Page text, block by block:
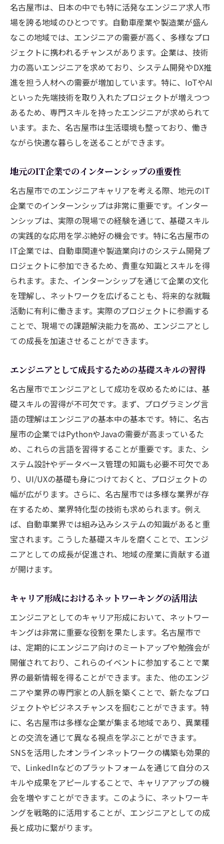
エンジニアが名古屋で直面するキャリアの選択
肢とその影響
スタートアップ企業でのチャレンジと成長
大手企業におけるキャリアの安定性とスキ
ルアップ
フリーランスとしての働き方とリスク管理
キャリアチェンジ時の考慮すべきポイント
名古屋市でのリモートワーク環境の現状
海外企業との連携によるスキル向上の機会
ルセット
名古屋の企業が求める最新技術とその習得
方法
プロジェクトマネージャーとしての役割と
期待
データサイエンティストの需要と必要スキ
ル
ソフトウェアエンジニアのキャリアプラン
とその展望
クラウドエンジニアに求められる専門知識
セキュリティエンジニアとしての課題と対
キャリアパスの転換点：エンジニアが名古屋で
学ぶべきこと
効果的な自己学習の方法とツール紹介
異業種からのスキル転用とその成功例
エンジニアとしてのリーダーシップの育成
業界認定資格の取得とそのメリット
継続的なスキルアップのためのコミュニテ
ィ参加
技術的トレンドの理解とその応用
地元企業の成功例から学ぶ名古屋でのエンジニ
アの成長戦略
革新的なプロジェクトを手掛ける企業の事
例
ト手法
キャリアアップを促進する社内制度の活用
企業内起業家精神を育むための取り組み
成功企業が実践する人材育成の秘訣
地域密着型のビジネスモデルの強み
よく聞かれるエンジニアの疑問に答える名古屋
でのキャリア構築
エンジニアとしてのキャリアパスの選び方
企業文化がキャリアに与える影響とは
転職時に考慮するべき重要なポイント
給与交渉を成功させるためのテクニック
技術面接での効果的なアプローチ法
資格取得は本当にキャリアに必要か？
名古屋でエンジニアがビジネスに貢献するため
の具体的アプローチ
名古屋市は、日本の中でも特に活発なエンジニア求人市
場を誇る地域のひとつです。自動車産業や製造業が盛ん
なこの地域では、エンジニアの需要が高く、多様なプロ
ジェクトに携われるチャンスがあります。企業は、技術
力の高いエンジニアを求めており、システム開発やDX推
進を担う人材への需要が増加しています。特に、IoTやAI
といった先端技術を取り入れたプロジェクトが増えつつ
あるため、専門スキルを持ったエンジニアが求められて
います。また、名古屋市は生活環境も整っており、働き
ながら快適な暮らしを送ることができます。
地元のIT企業でのインターンシップの重要性
名古屋市でのエンジニアキャリアを考える際、地元のIT
企業でのインターンシップは非常に重要です。インター
ンシップは、実際の現場での経験を通じて、基礎スキル
の実践的な応用を学ぶ絶好の機会です。特に名古屋市の
IT企業では、自動車関連や製造業向けのシステム開発プ
ロジェクトに参加できるため、貴重な知識とスキルを得
られます。また、インターンシップを通じて企業の文化
を理解し、ネットワークを広げることも、将来的な就職
活動に有利に働きます。実際のプロジェクトに参画する
ことで、現場での課題解決能力を高め、エンジニアとし
ての成長を加速させることができます。
エンジニアとして成長するための基礎スキルの習得
名古屋市でエンジニアとして成功を収めるためには、基
礎スキルの習得が不可欠です。まず、プログラミング言
語の理解はエンジニアの基本中の基本です。特に、名古
屋市の企業ではPythonやJavaの需要が高まっているた
め、これらの言語を習得することが重要です。また、シ
ステム設計やデータベース管理の知識も必要不可欠であ
り、UI/UXの基礎も身につけておくと、プロジェクトの
幅が広がります。さらに、名古屋市では多様な業界が存
在するため、業界特化型の技術も求められます。例え
ば、自動車業界では組み込みシステムの知識があると重
宝されます。こうした基礎スキルを磨くことで、エンジ
ニアとしての成長が促進され、地域の産業に貢献する道
が開けます。
キャリア形成におけるネットワーキングの活用法
エンジニアとしてのキャリア形成において、ネットワー
キングは非常に重要な役割を果たします。名古屋市で
は、定期的にエンジニア向けのミートアップや勉強会が
開催されており、これらのイベントに参加することで業
界の最新情報を得ることができます。また、他のエンジ
ニアや業界の専門家との人脈を築くことで、新たなプロ
ジェクトやビジネスチャンスを掴むことができます。特
に、名古屋市は多様な企業が集まる地域であり、異業種
との交流を通じて異なる視点を学ぶことができます。
SNSを活用したオンラインネットワークの構築も効果的
で、LinkedInなどのプラットフォームを通じて自分のス
キルや成果をアピールすることで、キャリアアップの機
会を増やすことができます。このように、ネットワーキ
ングを戦略的に活用することが、エンジニアとしての成
長と成功に繋がります。